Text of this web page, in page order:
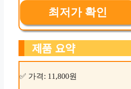
최저가 확인
제품 요약
✅ 가격: 11,800원